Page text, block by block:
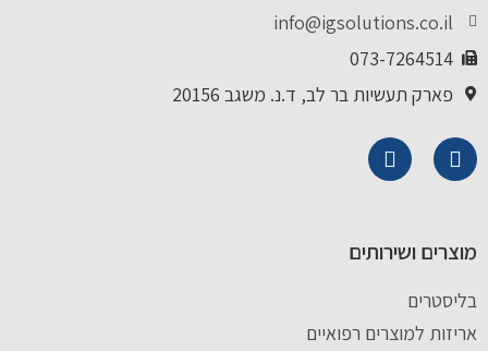
info@igsolutions.co.il
073-7264514
פארק תעשיות בר לב, ד.נ. משגב 20156
מוצרים ושירותים
בליסטרים
אריזות למוצרים רפואיים